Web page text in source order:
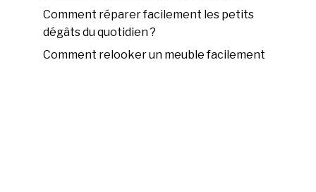
Comment réparer facilement les petits
dégâts du quotidien ?
Comment relooker un meuble facilement